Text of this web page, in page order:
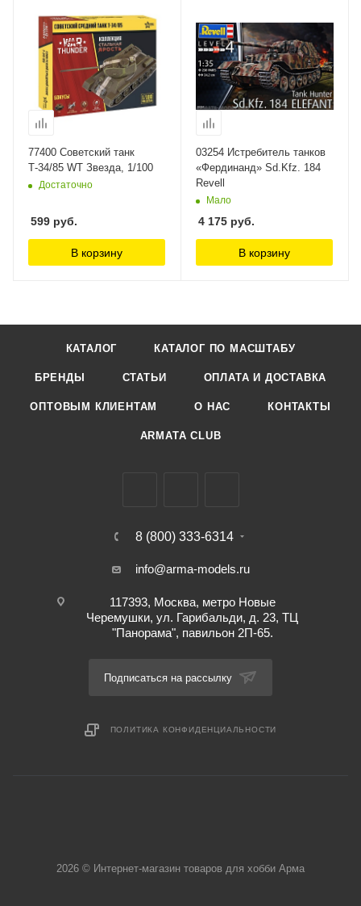
77400 Советский танк
Т-34/85 WT Звезда, 1/100
Достаточно
599 руб.
В корзину
03254 Истребитель танков
«Фердинанд» Sd.Kfz. 184
Revell
Мало
4 175 руб.
В корзину
КАТАЛОГ КАТАЛОГ ПО МАСШТАБУ
БРЕНДЫ СТАТЬИ ОПЛАТА И ДОСТАВКА
ОПТОВЫМ КЛИЕНТАМ О НАС КОНТАКТЫ
ARMATA CLUB
8 (800) 333-6314
info@arma-models.ru
117393, Москва, метро Новые
Черемушки, ул. Гарибальди, д. 23, ТЦ
"Панорама", павильон 2П-65.
Подписаться на рассылку
ПОЛИТИКА КОНФИДЕНЦИАЛЬНОСТИ
2026 © Интернет-магазин товаров для хобби Арма